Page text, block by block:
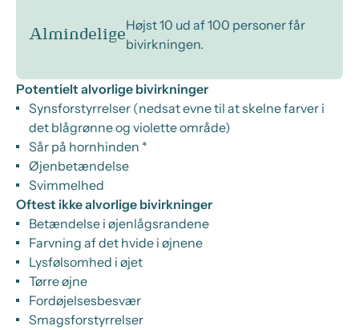
Almindelige
Højst 10 ud af 100 personer får
bivirkningen.
Potentielt alvorlige bivirkninger
Synsforstyrrelser (nedsat evne til at skelne farver i
det blågrønne og violette område)
Sår på hornhinden *
Øjenbetændelse
Svimmelhed
Oftest ikke alvorlige bivirkninger
Betændelse i øjenlågsrandene
Farvning af det hvide i øjnene
Lysfølsomhed i øjet
Tørre øjne
Fordøjelsesbesvær
Smagsforstyrrelser